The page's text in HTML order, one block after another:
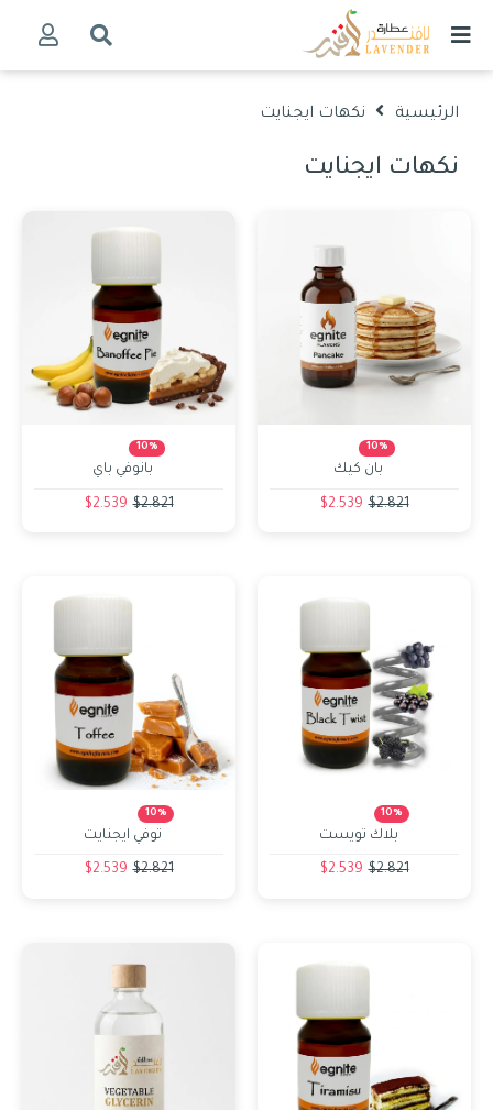
الرئيسية نكهات ايجنايت
نكهات ايجنايت
10%
بان كيك
$2.821
$2.539
10%
بانوفي باي
$2.821
$2.539
10%
بلاك تويست
$2.821
$2.539
10%
توفي ايجنايت
$2.821
$2.539